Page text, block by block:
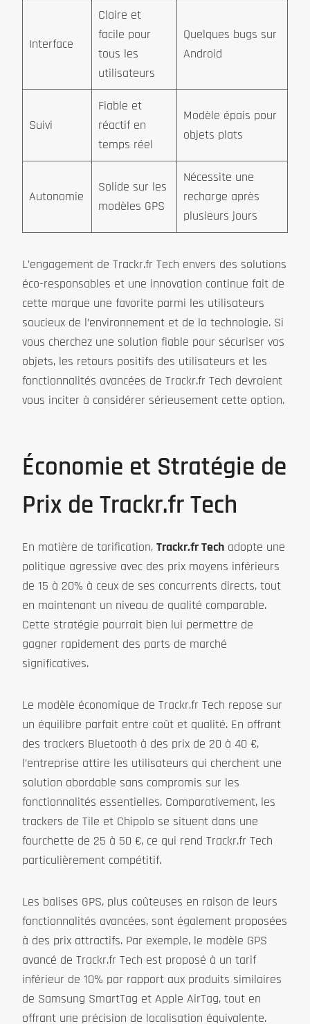
Interface
Claire et
facile pour
tous les
utilisateurs
Quelques bugs sur
Android
Suivi
Fiable et
réactif en
temps réel
Modèle épais pour
objets plats
Autonomie
Solide sur les
modèles GPS
Nécessite une
recharge après
plusieurs jours
L’engagement de Trackr.fr Tech envers des solutions
éco-responsables et une innovation continue fait de
cette marque une favorite parmi les utilisateurs
soucieux de l’environnement et de la technologie. Si
vous cherchez une solution fiable pour sécuriser vos
objets, les retours positifs des utilisateurs et les
fonctionnalités avancées de Trackr.fr Tech devraient
vous inciter à considérer sérieusement cette option.
Économie et Stratégie de
Prix de Trackr.fr Tech
En matière de tarification, Trackr.fr Tech adopte une
politique agressive avec des prix moyens inférieurs
de 15 à 20% à ceux de ses concurrents directs, tout
en maintenant un niveau de qualité comparable.
Cette stratégie pourrait bien lui permettre de
gagner rapidement des parts de marché
significatives.
Le modèle économique de Trackr.fr Tech repose sur
un équilibre parfait entre coût et qualité. En offrant
des trackers Bluetooth à des prix de 20 à 40 €,
l’entreprise attire les utilisateurs qui cherchent une
solution abordable sans compromis sur les
fonctionnalités essentielles. Comparativement, les
trackers de Tile et Chipolo se situent dans une
fourchette de 25 à 50 €, ce qui rend Trackr.fr Tech
particulièrement compétitif.
Les balises GPS, plus coûteuses en raison de leurs
fonctionnalités avancées, sont également proposées
à des prix attractifs. Par exemple, le modèle GPS
avancé de Trackr.fr Tech est proposé à un tarif
inférieur de 10% par rapport aux produits similaires
de Samsung SmartTag et Apple AirTag, tout en
offrant une précision de localisation équivalente.